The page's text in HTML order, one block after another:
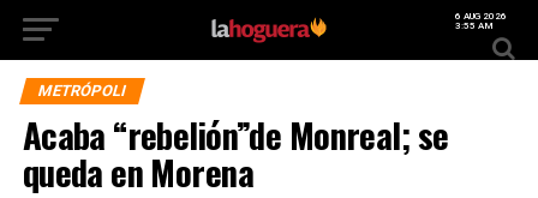
6 AUG 2026
3:55 AM
METRÓPOLI
Acaba “rebelión”de Monreal; se
queda en Morena